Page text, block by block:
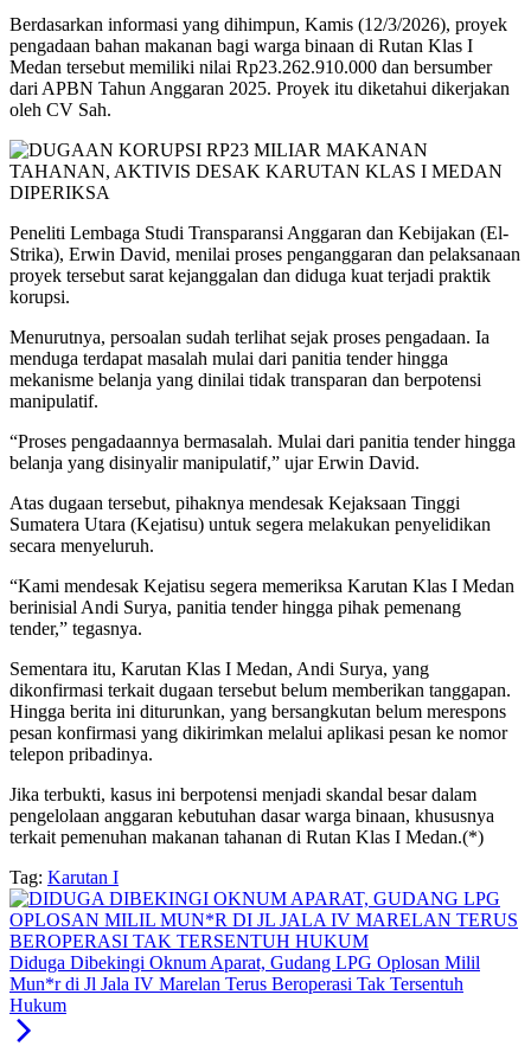
Berdasarkan informasi yang dihimpun, Kamis (12/3/2026), proyek
pengadaan bahan makanan bagi warga binaan di Rutan Klas I
Medan tersebut memiliki nilai Rp23.262.910.000 dan bersumber
dari APBN Tahun Anggaran 2025. Proyek itu diketahui dikerjakan
oleh CV Sah.
Peneliti Lembaga Studi Transparansi Anggaran dan Kebijakan (El-
Strika), Erwin David, menilai proses penganggaran dan pelaksanaan
proyek tersebut sarat kejanggalan dan diduga kuat terjadi praktik
korupsi.
Menurutnya, persoalan sudah terlihat sejak proses pengadaan. Ia
menduga terdapat masalah mulai dari panitia tender hingga
mekanisme belanja yang dinilai tidak transparan dan berpotensi
manipulatif.
“Proses pengadaannya bermasalah. Mulai dari panitia tender hingga
belanja yang disinyalir manipulatif,” ujar Erwin David.
Atas dugaan tersebut, pihaknya mendesak Kejaksaan Tinggi
Sumatera Utara (Kejatisu) untuk segera melakukan penyelidikan
secara menyeluruh.
“Kami mendesak Kejatisu segera memeriksa Karutan Klas I Medan
berinisial Andi Surya, panitia tender hingga pihak pemenang
tender,” tegasnya.
Sementara itu, Karutan Klas I Medan, Andi Surya, yang
dikonfirmasi terkait dugaan tersebut belum memberikan tanggapan.
Hingga berita ini diturunkan, yang bersangkutan belum merespons
pesan konfirmasi yang dikirimkan melalui aplikasi pesan ke nomor
telepon pribadinya.
Jika terbukti, kasus ini berpotensi menjadi skandal besar dalam
pengelolaan anggaran kebutuhan dasar warga binaan, khususnya
terkait pemenuhan makanan tahanan di Rutan Klas I Medan.(*)
Tag: Karutan I
Diduga Dibekingi Oknum Aparat, Gudang LPG Oplosan Milil
Mun*r di Jl Jala IV Marelan Terus Beroperasi Tak Tersentuh
Hukum